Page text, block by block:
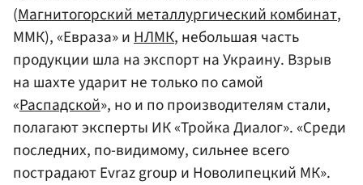
(Магнитогорский металлургический комбинат,
ММК), «Евраза» иНЛМК, небольшая часть
продукции шла на экспорт на Украину. Взрыв
на шахте ударит не только по самой
«Распадской», но и по производителям стали,
полагают эксперты ИК «Тройка Диалог». «Среди
последних, по-видимому, сильнее всего
пострадают Evraz group и Новолипецкий МК».